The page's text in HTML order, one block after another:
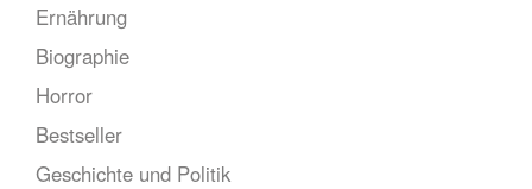
Ernährung
Biographie
Horror
Bestseller
Geschichte und Politik